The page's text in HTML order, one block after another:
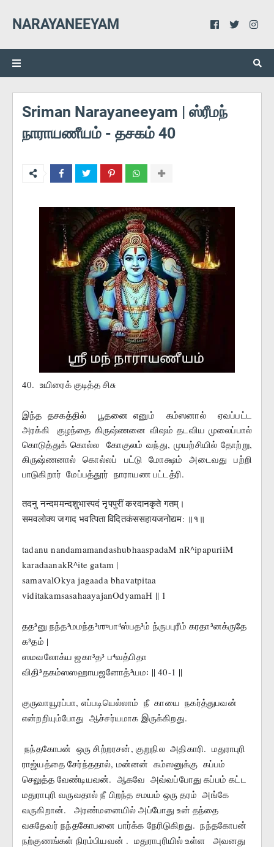
NARAYANEEYAM
Sriman Narayaneeyam | ஸ்ரீமந்
நாராயணீயம் - தசகம் 40
40.  உயிரைக் குடித்த சிசு
இந்த தசகத்தில்  பூதனை எனும்  கம்ஸனால்  ஏவப்பட்ட
அரக்கி  குழந்தை கிருஷ்ணனை விஷம் தடவிய முலைப்பால்
கொடுத்துக் கொல்ல  கோகுலம் வந்து, முயற்சியில் தோற்று,
கிருஷ்ணனால் கொல்லப் பட்டு மோக்ஷம் அடைவது பற்றி
பாடுகிறார்  மேப்பத்தூர்  நாராயண பட்டத்ரி.
तदनु नन्दममन्दशुभास्पदं नृपपुरीं करदानकृते गतम्।
समवलोक्य जगाद भवत्पिता विदितकंससहायजनोद्यम: ॥१॥
tadanu nandamamandashubhaaspadaM nR^ipapuriiM
karadaanakR^ite gatam |
samavalOkya jagaada bhavatpitaa
viditakamsasahaayajanOdyamaH || 1
தத³னு நந்த³மமந்த³ஶுபா⁴ஸ்பத³ம் ந்ருபபுரீம் கரதா³னக்ருதே
க³தம் |
ஸமவலோக்ய ஜகா³த³ ப⁴வத்பிதா
விதி³தகம்ஸஸஹாயஜனோத்³யம꞉ || 40-1 ||
குருவாயூரப்பா, எப்படியெல்லாம்  நீ  காயை  நகர்த்துபவன்
என்றறியும்போது  ஆச்சர்யமாக இருக்கிறது.
நந்தகோபன்  ஒரு சிற்றரசன், குறுநில  அதிகாரி.  மதுராபுரி
ராஜ்யத்தை சேர்ந்ததால், மன்னன்  கம்ஸனுக்கு  கப்பம்
செலுத்த வேண்டியவன்.  ஆகவே  அவ்வப்போது கப்பம் கட்ட
மதுராபுரி வருவதால் நீ பிறந்த சமயம் ஒரு தரம்  அங்கே
வருகிறான்.   அரண்மனையில் அப்போது உன் தந்தை
வசுதேவர் நந்தகோபனை பார்க்க நேரிடுகிறது.  நந்தகோபன்
நற்குணங்கள் நிரம்பியவன் .  மதுராபுரியில் உள்ள   அவனது